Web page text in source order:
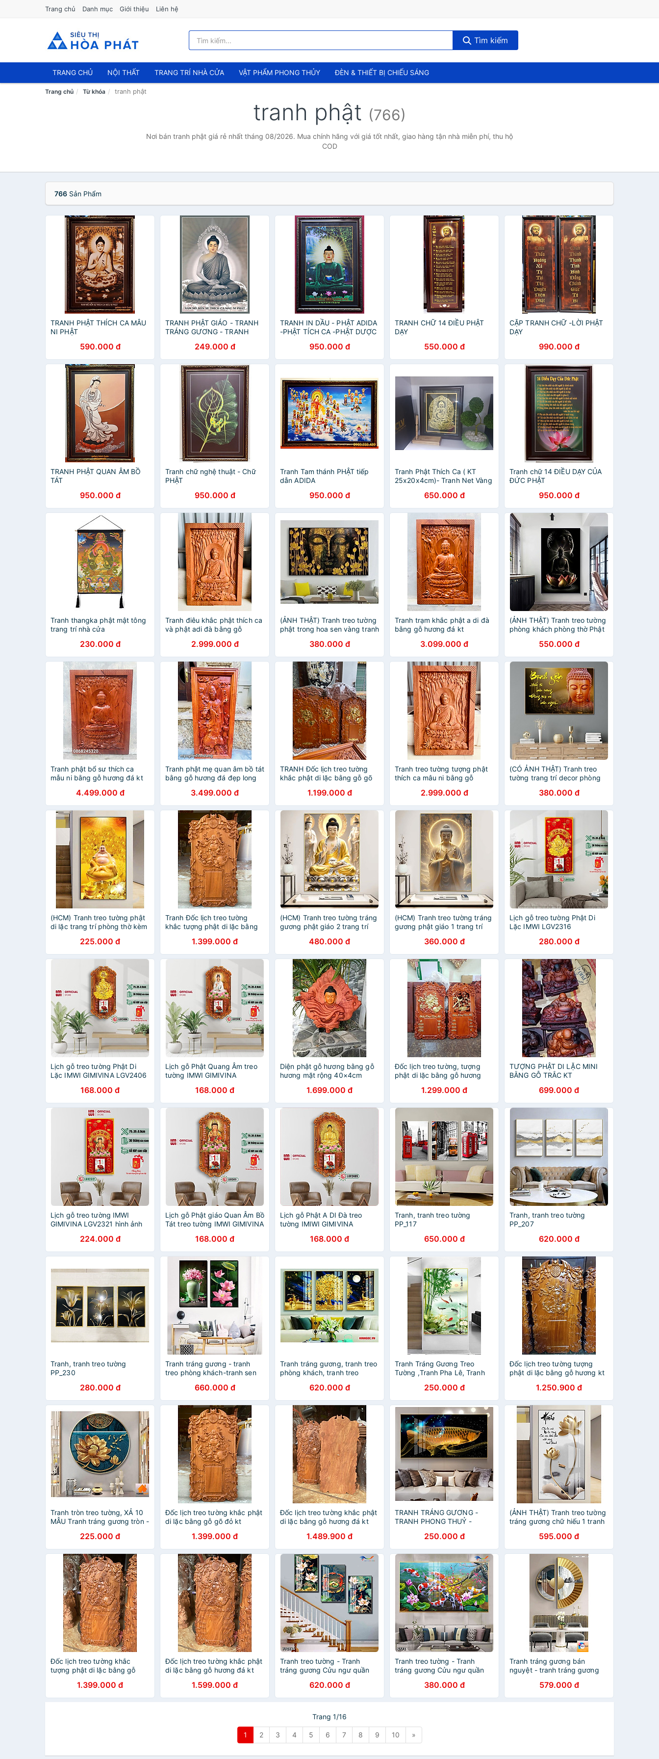
Trang chủ Danh mục Giới thiệu Liên hệ
Tìm kiếm
TRANG CHỦ NỘI THẤT TRANG TRÍ NHÀ CỬA VẬT PHẨM PHONG THỦY ĐÈN & THIẾT BỊ CHIẾU SÁNG
Trang chủ Từ khóa tranh phật
tranh phật (766)
Nơi bán tranh phật giá rẻ nhất tháng 08/2026. Mua chính hãng với giá tốt nhất, giao hàng tận nhà miễn phí, thu hộ
COD
766 Sản Phẩm
TRANH PHẬT THÍCH CA MÂU
NI PHẬT
590.000 đ
TRANH PHẬT GIÁO - TRANH
TRÁNG GƯƠNG - TRANH
CA(TẶNG KÈM ĐINH 3 CHÂN)
249.000 đ
TRANH IN DẦU - PHẬT ADIDA
-PHẬT TÍCH CA -PHẬT DƯỢC
70*100CM)950.000 đ
TRANH CHỮ 14 ĐIỀU PHẬT
DẠY
550.000 đ
CẶP TRANH CHỮ -LỜI PHẬT
DẠY
990.000 đ
TRANH PHẬT QUAN ÂM BỒ
TÁT
950.000 đ
Tranh chữ nghệ thuật - Chữ
PHẬT
950.000 đ
Tranh Tam thánh PHẬT tiếp
dẫn ADIDA
950.000 đ
Tranh Phật Thích Ca ( KT
25x20x4cm)- Tranh Net Vàng
650.000 đ
Tranh chữ 14 ĐIỀU DẠY CỦA
ĐỨC PHẬT
950.000 đ
Tranh thangka phật mật tông
trang trí nhà cửa
230.000 đ
Tranh điêu khắc phật thích ca
và phật adi đà bằng gỗ
46×67×4cm2.999.000 đ
(ẢNH THẬT) Tranh treo tường
phật trong hoa sen vàng tranh
380.000 đ
Tranh trạm khắc phật a di đà
bằng gỗ hương đá kt
3.099.000 đ
(ẢNH THẬT) Tranh treo tường
phòng khách phòng thờ Phật
550.000 đ
Tranh phật bổ sư thích ca
mẫu ni bằng gỗ hương đá kt
4.499.000 đ
Tranh phật mẹ quan âm bồ tát
bằng gỗ hương đá đẹp long
3.499.000 đ
TRANH Đốc lịch treo tường
khắc phật di lặc bằng gỗ gõ
1.199.000 đ
Tranh treo tường tượng phật
thích ca mâu ni bằng gỗ
2.999.000 đ
(CÓ ẢNH THẬT) Tranh treo
tường trang trí decor phòng
380.000 đ
(HCM) Tranh treo tường phật
di lặc trang trí phòng thờ kèm
225.000 đ
Tranh Đốc lịch treo tường
khắc tượng phật di lặc bằng
1.399.000 đ
(HCM) Tranh treo tường tráng
gương phật giáo 2 trang trí
chuyên dụng480.000 đ
(HCM) Tranh treo tường tráng
gương phật giáo 1 trang trí
chuyên dụng360.000 đ
Lịch gỗ treo tường Phật Di
Lặc IMWI LGV2316
280.000 đ
Lịch gỗ treo tường Phật Di
Lặc IMWI GIMIVINA LGV2406
168.000 đ
Lịch gỗ Phật Quang Âm treo
tường IMWI GIMIVINA
168.000 đ
Diện phật gỗ hương bằng gỗ
hương mặt rộng 40×4cm
1.699.000 đ
Đốc lịch treo tường, tượng
phật di lặc bằng gỗ hương
1.299.000 đ
TƯỢNG PHẬT DI LẶC MINI
BẰNG GỖ TRẮC KT
699.000 đ
Lịch gỗ treo tường IMWI
GIMIVINA LGV2321 hình ảnh
224.000 đ
Lịch gỗ Phật giáo Quan Âm Bồ
Tát treo tường IMWI GIMIVINA
168.000 đ
Lịch gỗ Phật A DI Đà treo
tường IMIWI GIMIVINA
168.000 đ
Tranh, tranh treo tường
PP_117
650.000 đ
Tranh, tranh treo tường
PP_207
620.000 đ
Tranh, tranh treo tường
PP_230
280.000 đ
Tranh tráng gương - tranh
treo phòng khách-tranh sen
660.000 đ
Tranh tráng gương, tranh treo
phòng khách, tranh treo
hươu cao cấp620.000 đ
Tranh Tráng Gương Treo
Tường ,Tranh Pha Lê, Tranh
250.000 đ
Đốc lịch treo tường tượng
phật di lặc bằng gỗ hương kt
1.250.900 đ
Tranh tròn treo tường, ️XẢ 10
MẪU Tranh tráng gương tròn -
tròn trang trí phòng
225.000 đ
Đốc lịch treo tường khắc phật
di lặc bằng gỗ gõ đỏ kt
1.399.000 đ
Đốc lịch treo tường khắc phật
di lặc bằng gỗ hương đá kt
1.489.900 đ
TRANH TRÁNG GƯƠNG -
TRANH PHONG THUỶ -
- TRANH TRÁNG GƯƠNG CÁ
RỒNG PHONG THUỶ(TẶNG
KÈM ĐINH 3 CHÂN)
250.000 đ
(ẢNH THẬT) Tranh treo tường
tráng gương chữ hiếu 1 tranh
595.000 đ
Đốc lịch treo tường khắc
tượng phật di lặc bằng gỗ
1.399.000 đ
Đốc lịch treo tường khắc phật
di lặc bằng gỗ hương đá kt
1.599.000 đ
Tranh treo tường - Tranh
tráng gương Cửu ngư quần
620.000 đ
Tranh treo tường - Tranh
tráng gương Cửu ngư quần
380.000 đ
Tranh tráng gương bán
nguyệt - tranh tráng gương
lê phủ gương cỡ đại
579.000 đ
Trang 1/16
1 2 3 4 5 6 7 8 9 10 »